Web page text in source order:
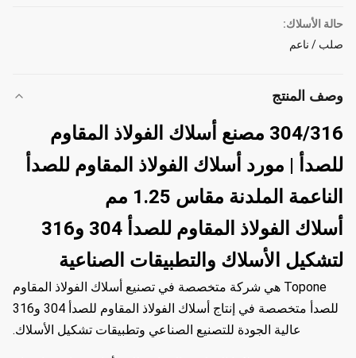
حالة الأسلاك:
صلب / ناعم
وصف المنتج
304/316 مصنع أسلاك الفولاذ المقاوم
للصدأ | مورد أسلاك الفولاذ المقاوم للصدأ
الناعمة الملدنة مقاس 1.25 مم
أسلاك الفولاذ المقاوم للصدأ 304 و316
لتشكيل الأسلاك والتطبيقات الصناعية
Topone هي شركة متخصصة في تصنيع أسلاك الفولاذ المقاوم
للصدأ متخصصة في إنتاج أسلاك الفولاذ المقاوم للصدأ 304 و316
عالية الجودة للتصنيع الصناعي وتطبيقات تشكيل الأسلاك.